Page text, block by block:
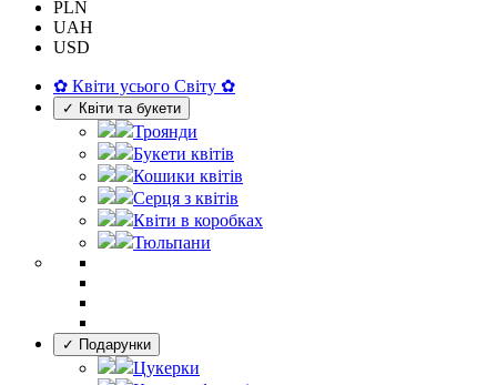
PLN
UAH
USD
✿ Квіти усього Світу ✿
✓ Квіти та букети
Троянди
Букети квітів
Кошики квітів
Серця з квітів
Квіти в коробках
Тюльпани
✓ Подарунки
Цукерки